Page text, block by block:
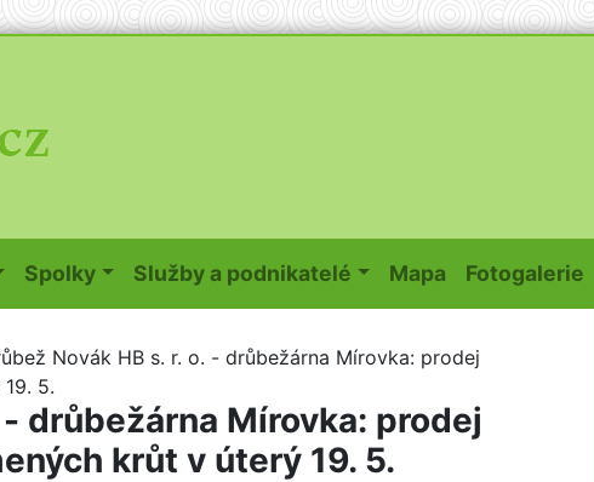
Spolky Služby a podnikatelé Mapa (current)
Fotogalerie
Novák HB s. r. o. - drůbežárna Mírovka: prodej
5.
drůbežárna Mírovka: prodej
krůt v úterý 19. 5.